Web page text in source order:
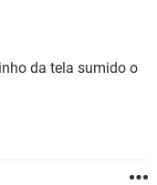
da tela sumido o